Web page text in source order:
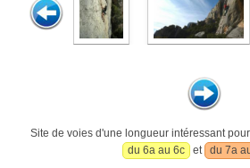
Site de voies d'une longueur intéressant
du 6a au 6c
et du 7a